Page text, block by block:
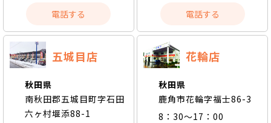
電話する
電話する
五城目店
秋田県
南秋田郡五城目町字石田
六ヶ村堰添88-1
花輪店
秋田県
鹿角市花輪字福士86-3
8：30～17：00